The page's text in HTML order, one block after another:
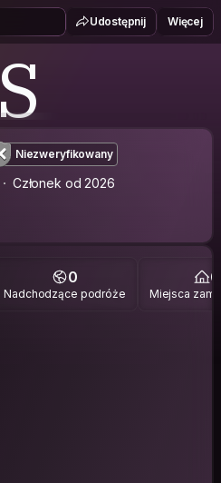
Udostępnij Więcej
S
Niezweryfikowany
Członek od 2026
0
Nadchodzące podróże
0
Miejsca